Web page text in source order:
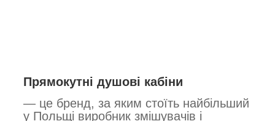
Прямокутні душові кабіни
— це бренд, за яким стоїть найбільший
у Польщі виробник змішувачів і